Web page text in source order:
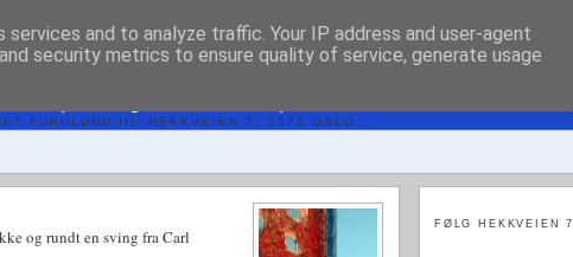
III
FURULUND III, HEKKVEIEN 7, 0571 OSLO.
og rundt en sving fra Carl
FØLG HEKKVEIEN 7
and to analyze traffic. Your IP address and user-agent
security metrics to ensure quality of service, generate usage